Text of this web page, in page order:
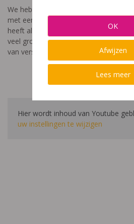
We hebben een video gemaakt die
met een leerstoornis. De film met als
heeft als doel aan te tonen dat de
veel groter is dan enkel wat je ziet in
van verschillende leerlingen en ouders.
Hier wordt inhoud van Youtube
uw instellingen te wijzigen
OK
Afwijzen
Lees meer